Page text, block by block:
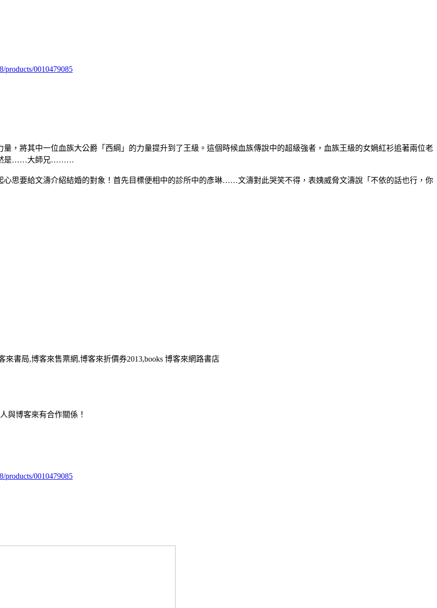
products/0010479085
，將其中一位血族大公爵「西綱」的力量提升到了王級。這個時候血族傳說中的超級強者，血族王級的女媧紅衫追著兩位老
然是……大師兄………
思要給文濤介紹結婚的對象！首先目標便相中的診所中的彥琳……文濤對此哭笑不得，表姨威脅文濤說「不依的話也行，你
書局,博客來售票網,博客來折價券2013,books 博客來網路書店
與博客來有合作關係！
products/0010479085